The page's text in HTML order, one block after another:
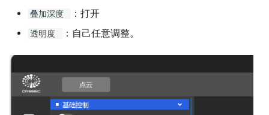
叠加深度 ：打开
透明度 ：自己任意调整。